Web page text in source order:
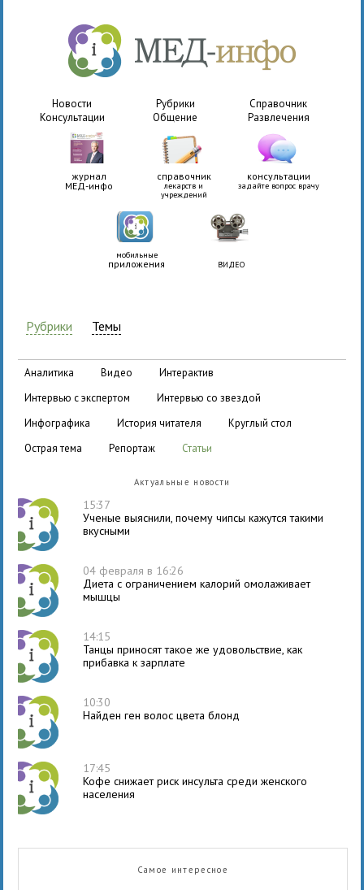
Новости Рубрики
Справочник
Консультации
Общение Развлечения
журнал
МЕД-инфо
справочник
лекарств и
учреждений
консультации
задайте вопрос врачу
мобильные
приложения ВИДЕО
Рубрики Темы
аналитика видео
интерактив
интервью с экспертом
интервью со звездой
инфографика
история читателя
круглый стол
острая тема
репортаж статьи
Актуальные новости
15:37
Ученые выяснили, почему чипсы кажутся такими
вкусными
04 февраля в 16:26
Диета с ограничением калорий омолаживает
мышцы
14:15
Танцы приносят такое же удовольствие, как
прибавка к зарплате
10:30
Найден ген волос цвета блонд
17:45
Кофе снижает риск инсульта среди женского
населения
Самое интересное